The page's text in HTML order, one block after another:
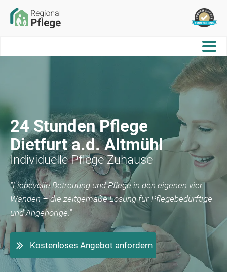
24 Stunden Pflege
Dietfurt a.d. Altmühl
Individuelle Pflege Zuhause
"Liebevolle Betreuung und Pflege in den eigenen vier
Wänden – die zeitgemäße Lösung für Pflegebedürftige
und Angehörige."
Kostenloses Angebot anfordern